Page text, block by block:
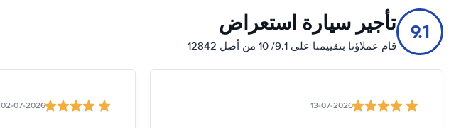
9.1 تأجير سيارة استعراض
قام عملاؤنا بتقييمنا على 9.1/ 10 من أصل 12842
13-07-2026
02-07-2026